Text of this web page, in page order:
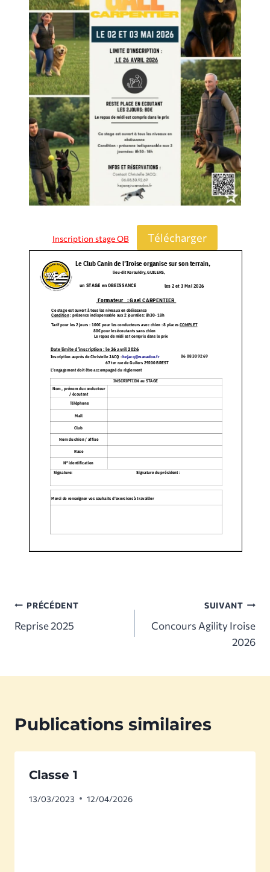
Inscription stage OB Télécharger
Navigation
de
PRÉCÉDENT
Reprise 2025
SUIVANT
Concours Agility Iroise
2026
Publications similaires
Classe 1
13/03/2023 12/04/2026